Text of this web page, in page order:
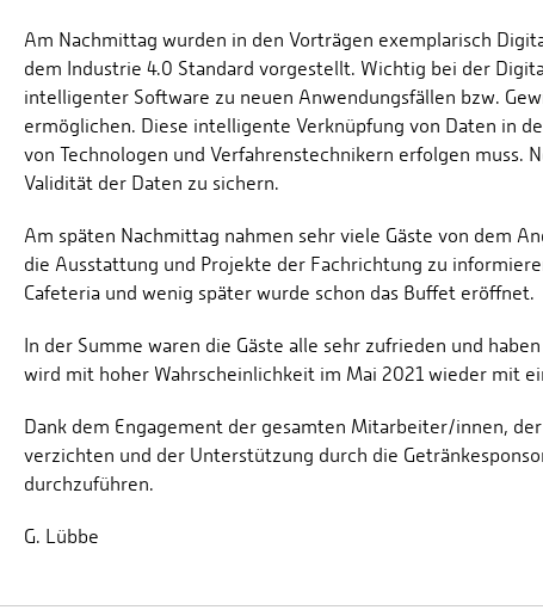
Am Nachmittag wurden in den Vorträgen exemplarisch
dem Industrie 4.0 Standard vorgestellt. Wichtig bei der
intelligenter Software zu neuen Anwendungsfällen bzw.
ermöglichen. Diese intelligente Verknüpfung von Daten in
von Technologen und Verfahrenstechnikern erfolgen muss.
Validität der Daten zu sichern.
Am späten Nachmittag nahmen sehr viele Gäste von dem
die Ausstattung und Projekte der Fachrichtung zu
Cafeteria und wenig später wurde schon das Buffet eröffnet.
In der Summe waren die Gäste alle sehr zufrieden und
wird mit hoher Wahrscheinlichkeit im Mai 2021 wieder mit
Dank dem Engagement der gesamten Mitarbeiter/innen,
verzichten und der Unterstützung durch die
durchzuführen.
G. Lübbe